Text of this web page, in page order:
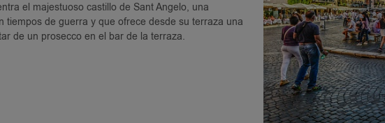
el majestuoso castillo de Sant Angelo, una
tiempos de guerra y que ofrece desde su terraza una
de un prosecco en el bar de la terraza.